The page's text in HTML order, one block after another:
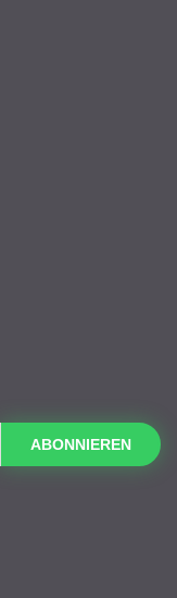
ABONNIEREN